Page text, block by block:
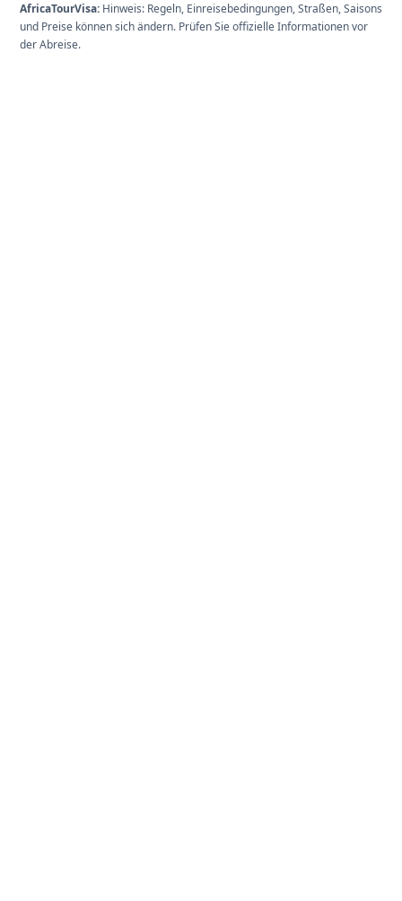
AfricaTourVisa: Hinweis: Regeln, Einreisebedingungen, Straßen, Saisons
und Preise können sich ändern. Prüfen Sie offizielle Informationen vor
der Abreise.